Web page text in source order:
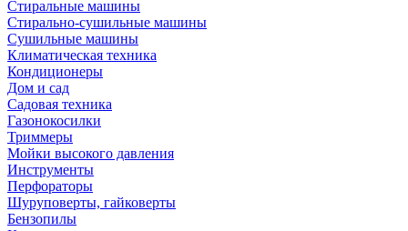
Стиральные машины
Стирально-сушильные машины
Сушильные машины
Климатическая техника
Кондиционеры
Дом и сад
Садовая техника
Газонокосилки
Триммеры
Мойки высокого давления
Инструменты
Перфораторы
Шуруповерты, гайковерты
Бензопилы